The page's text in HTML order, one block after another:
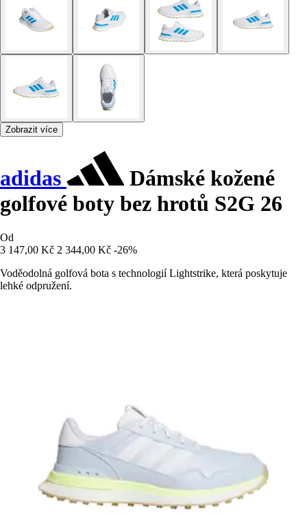
Zobrazit více
adidas
Dámské kožené
golfové boty bez hrotů S2G 26
Od
3 147,00 Kč 2 344,00 Kč -26%
Voděodolná golfová bota s technologií Lightstrike, která poskytuje
lehké odpružení.